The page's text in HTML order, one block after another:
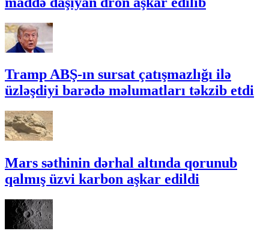
Tramp ABŞ-ın sursat çatışmazlığı ilə
üzləşdiyi barədə məlumatları təkzib etdi
Mars səthinin dərhal altında qorunub
qalmış üzvi karbon aşkar edildi